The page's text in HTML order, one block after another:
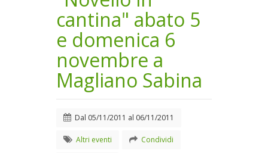
cantina" abato 5
e domenica 6
novembre a
Magliano Sabina
Dal 05/11/2011 al 06/11/2011
Altri eventi Condividi